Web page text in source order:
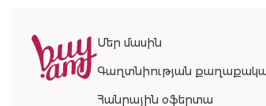
Մեր մասին
Գաղտնիության
Հանրային օֆերտա